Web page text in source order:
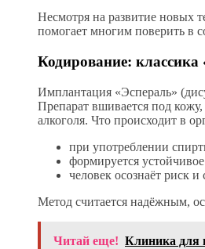
Несмотря на развитие новых
помогает многим поверить в
Кодирование: классика
Имплантация «Эспераль»
Препарат вшивается под
алкоголя. Что происходит в
при употреблении
формируется
человек осознаёт риск
Метод считается надёжным,
Читай еще! Клиника для